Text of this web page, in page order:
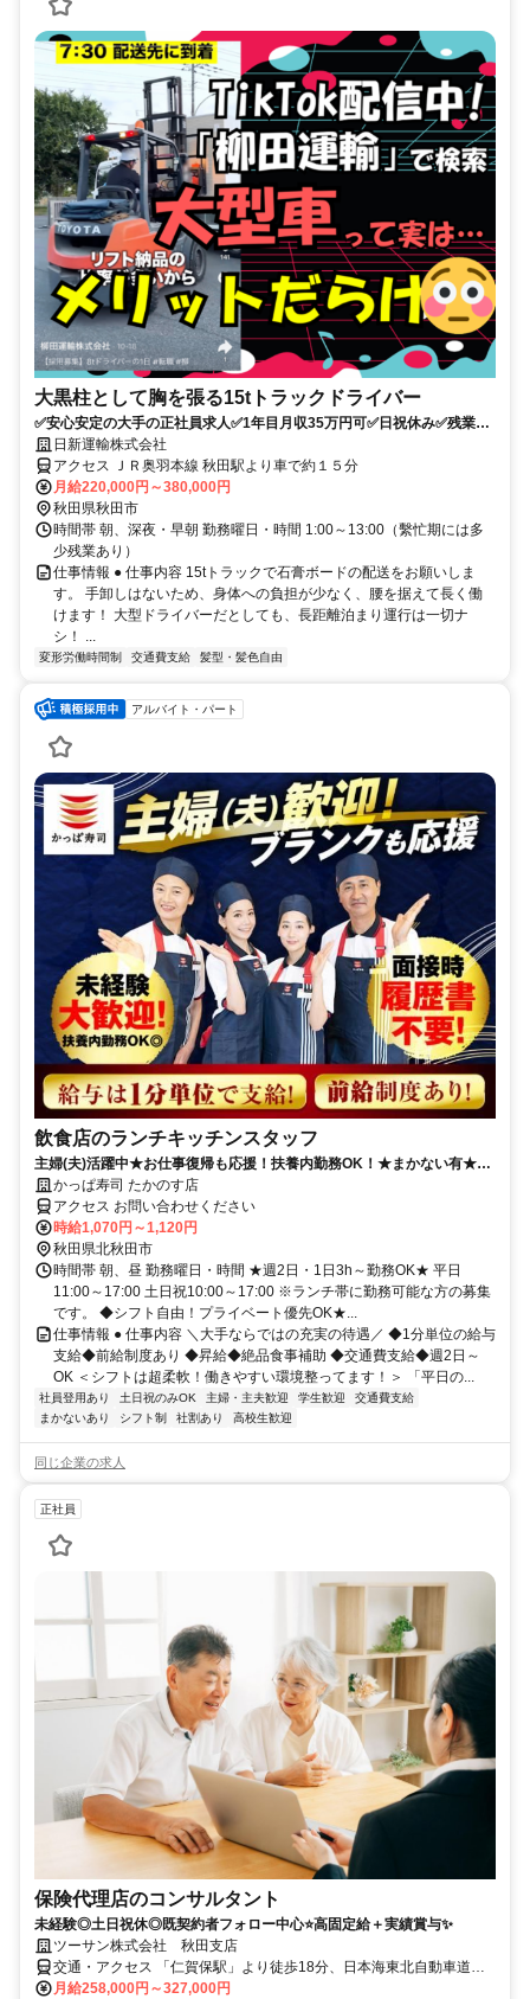
大黒柱として胸を張る15tトラックドライバー
✅安心安定の大手の正社員求人✅1年目月収35万円可✅日祝休み✅残業な
し 日新運輸株式会社
アクセス ＪＲ奥羽本線 秋田駅より車で約１５分
月給220,000円～380,000円
秋田県秋田市
時間帯 朝、深夜・早朝 勤務曜日・時間 1:00～13:00（繫忙期には多
少残業あり）
仕事情報 ● 仕事内容 15tトラックで石膏ボードの配送をお願いしま
す。 手卸しはないため、身体への負担が少なく、腰を据えて長く働
けます！ 大型ドライバーだとしても、長距離泊まり運行は一切ナ
シ！ ...
変形労働時間制 交通費支給 髪型・髪色自由
アルバイト・パート
飲食店のランチキッチンスタッフ
主婦(夫)活躍中★お仕事復帰も応援！扶養内勤務OK！★まかない有★短
時間OK★履歴書不要
かっぱ寿司 たかのす店
アクセス お問い合わせください
時給1,070円～1,120円
秋田県北秋田市
時間帯 朝、昼 勤務曜日・時間 ★週2日・1日3h～勤務OK★ 平日
11:00～17:00 土日祝10:00～17:00 ※ランチ帯に勤務可能な方の募集
です。 ◆シフト自由！プライベート優先OK★...
仕事情報 ● 仕事内容 ＼大手ならではの充実の待遇／ ◆1分単位の給与
支給◆前給制度あり ◆昇給◆絶品食事補助 ◆交通費支給◆週2日～
OK ＜シフトは超柔軟！働きやすい環境整ってます！＞ 「平日の...
社員登用あり 土日祝のみOK 主婦・主夫歓迎 学生歓迎
交通費支給
まかないあり
シフト制 社割あり 高校生歓迎
同じ企業の求人
正社員
保険代理店のコンサルタント
未経験◎土日祝休◎既契約者フォロー中心⭐高固定給＋実績賞与✨
ツーサン株式会社 秋田支店
交通・アクセス 「仁賀保駅」より徒歩18分、日本海東北自動車道
「仁賀保IC」より車5分
月給258,000円～327,000円